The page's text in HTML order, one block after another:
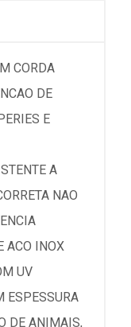
CORDA
DE
E
A
NAO
ACO INOX
UV
ESPESSURA
DE ANIMAIS,